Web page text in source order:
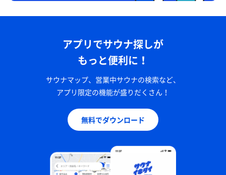
アプリでサウナ探しが
もっと便利に！
サウナマップ、営業中サウナの検索など、
アプリ限定の機能が盛りだくさん！
無料でダウンロード